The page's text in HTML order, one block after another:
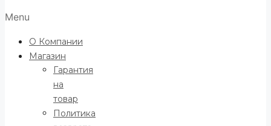
Menu
О Компании
Магазин
Гарантия
на
товар
Политика